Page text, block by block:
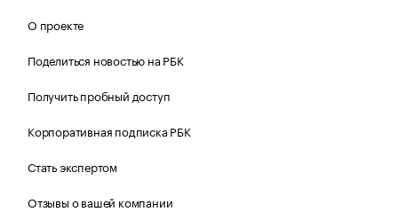
О проекте
Поделиться новостью на РБК
Получить пробный доступ
Корпоративная подписка РБК
Стать экспертом
Отзывы о вашей компании